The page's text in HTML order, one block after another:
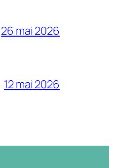
26 mai 2026
12 mai 2026